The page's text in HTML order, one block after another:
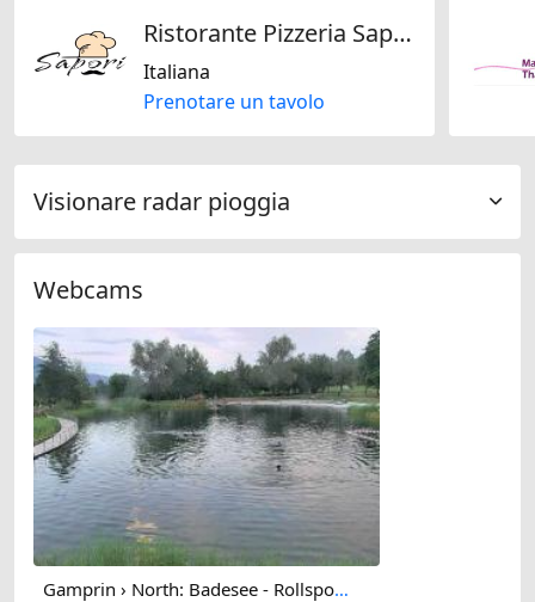
Ristorante Pizzeria Sapori
Italiana
Prenotare un tavolo
Visionare radar pioggia
Webcams
Gamprin › North: Badesee - Rollsportplatz / Pumptrack